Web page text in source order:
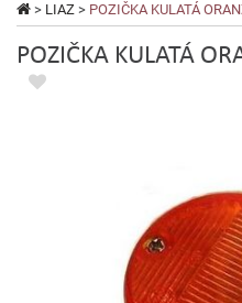
> LIAZ > POZIČKA KULATÁ
POZIČKA KULATÁ